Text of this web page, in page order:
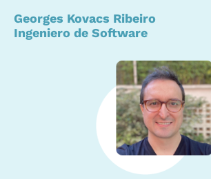
Georges Kovacs Ribeiro
Ingeniero de Software